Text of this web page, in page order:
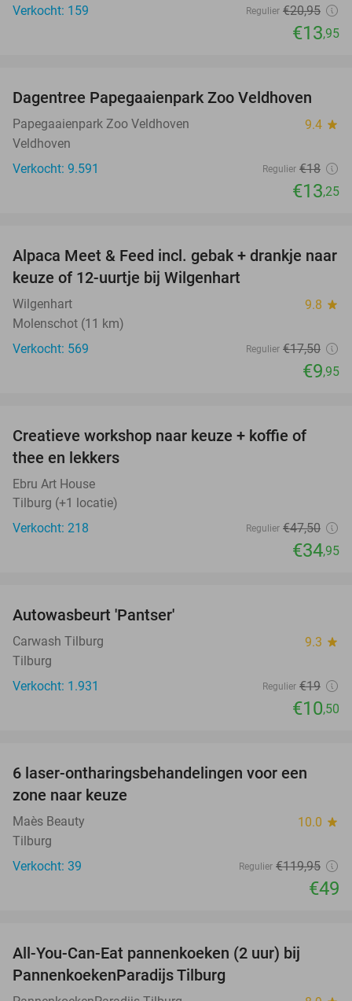
Verkocht: 159
Regulier €20,95
€13,95
26%
Dagentree Papegaaienpark Zoo Veldhoven
Papegaaienpark Zoo Veldhoven 9.4 star
Veldhoven
Verkocht: 9.591
Regulier €18
€13,25
43%
Alpaca Meet & Feed incl. gebak + drankje naar
keuze of 12-uurtje bij Wilgenhart
Wilgenhart 9.8 star
Molenschot (11 km)
Verkocht: 569
Regulier €17,50
€9,95
26%
Creatieve workshop naar keuze + koffie of
thee en lekkers
Ebru Art House
Tilburg (+1 locatie)
Verkocht: 218
Regulier €47,50
€34,95
Autowasbeurt 'Pantser'
Carwash Tilburg 9.3 star
Tilburg
Verkocht: 1.931
Regulier €19
€10,50
59%
6 laser-ontharingsbehandelingen voor een
zone naar keuze
Maès Beauty 10.0 star
Tilburg
Verkocht: 39
Regulier €119,95
€49
All-You-Can-Eat pannenkoeken (2 uur) bij
PannenkoekenParadijs Tilburg